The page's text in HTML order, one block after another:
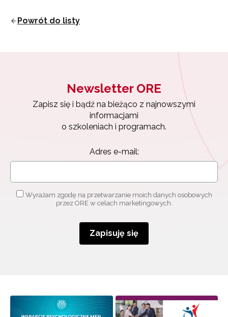
Powrót do listy
Newsletter ORE
Zapisz się i bądź na bieżąco z najnowszymi
informacjami
o szkoleniach i programach.
Adres e-mail:
Wyrażam zgodę na przetwarzanie moich danych osobowych
przez ORE w celach marketingowych.
Zapisuję się